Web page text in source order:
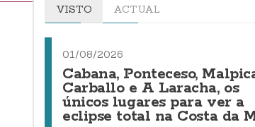
VISTO ACTUAL
01/08/2026
Cabana, Ponteceso,
Carballo e A Laracha, os
únicos lugares para ver a
eclipse total na Costa da